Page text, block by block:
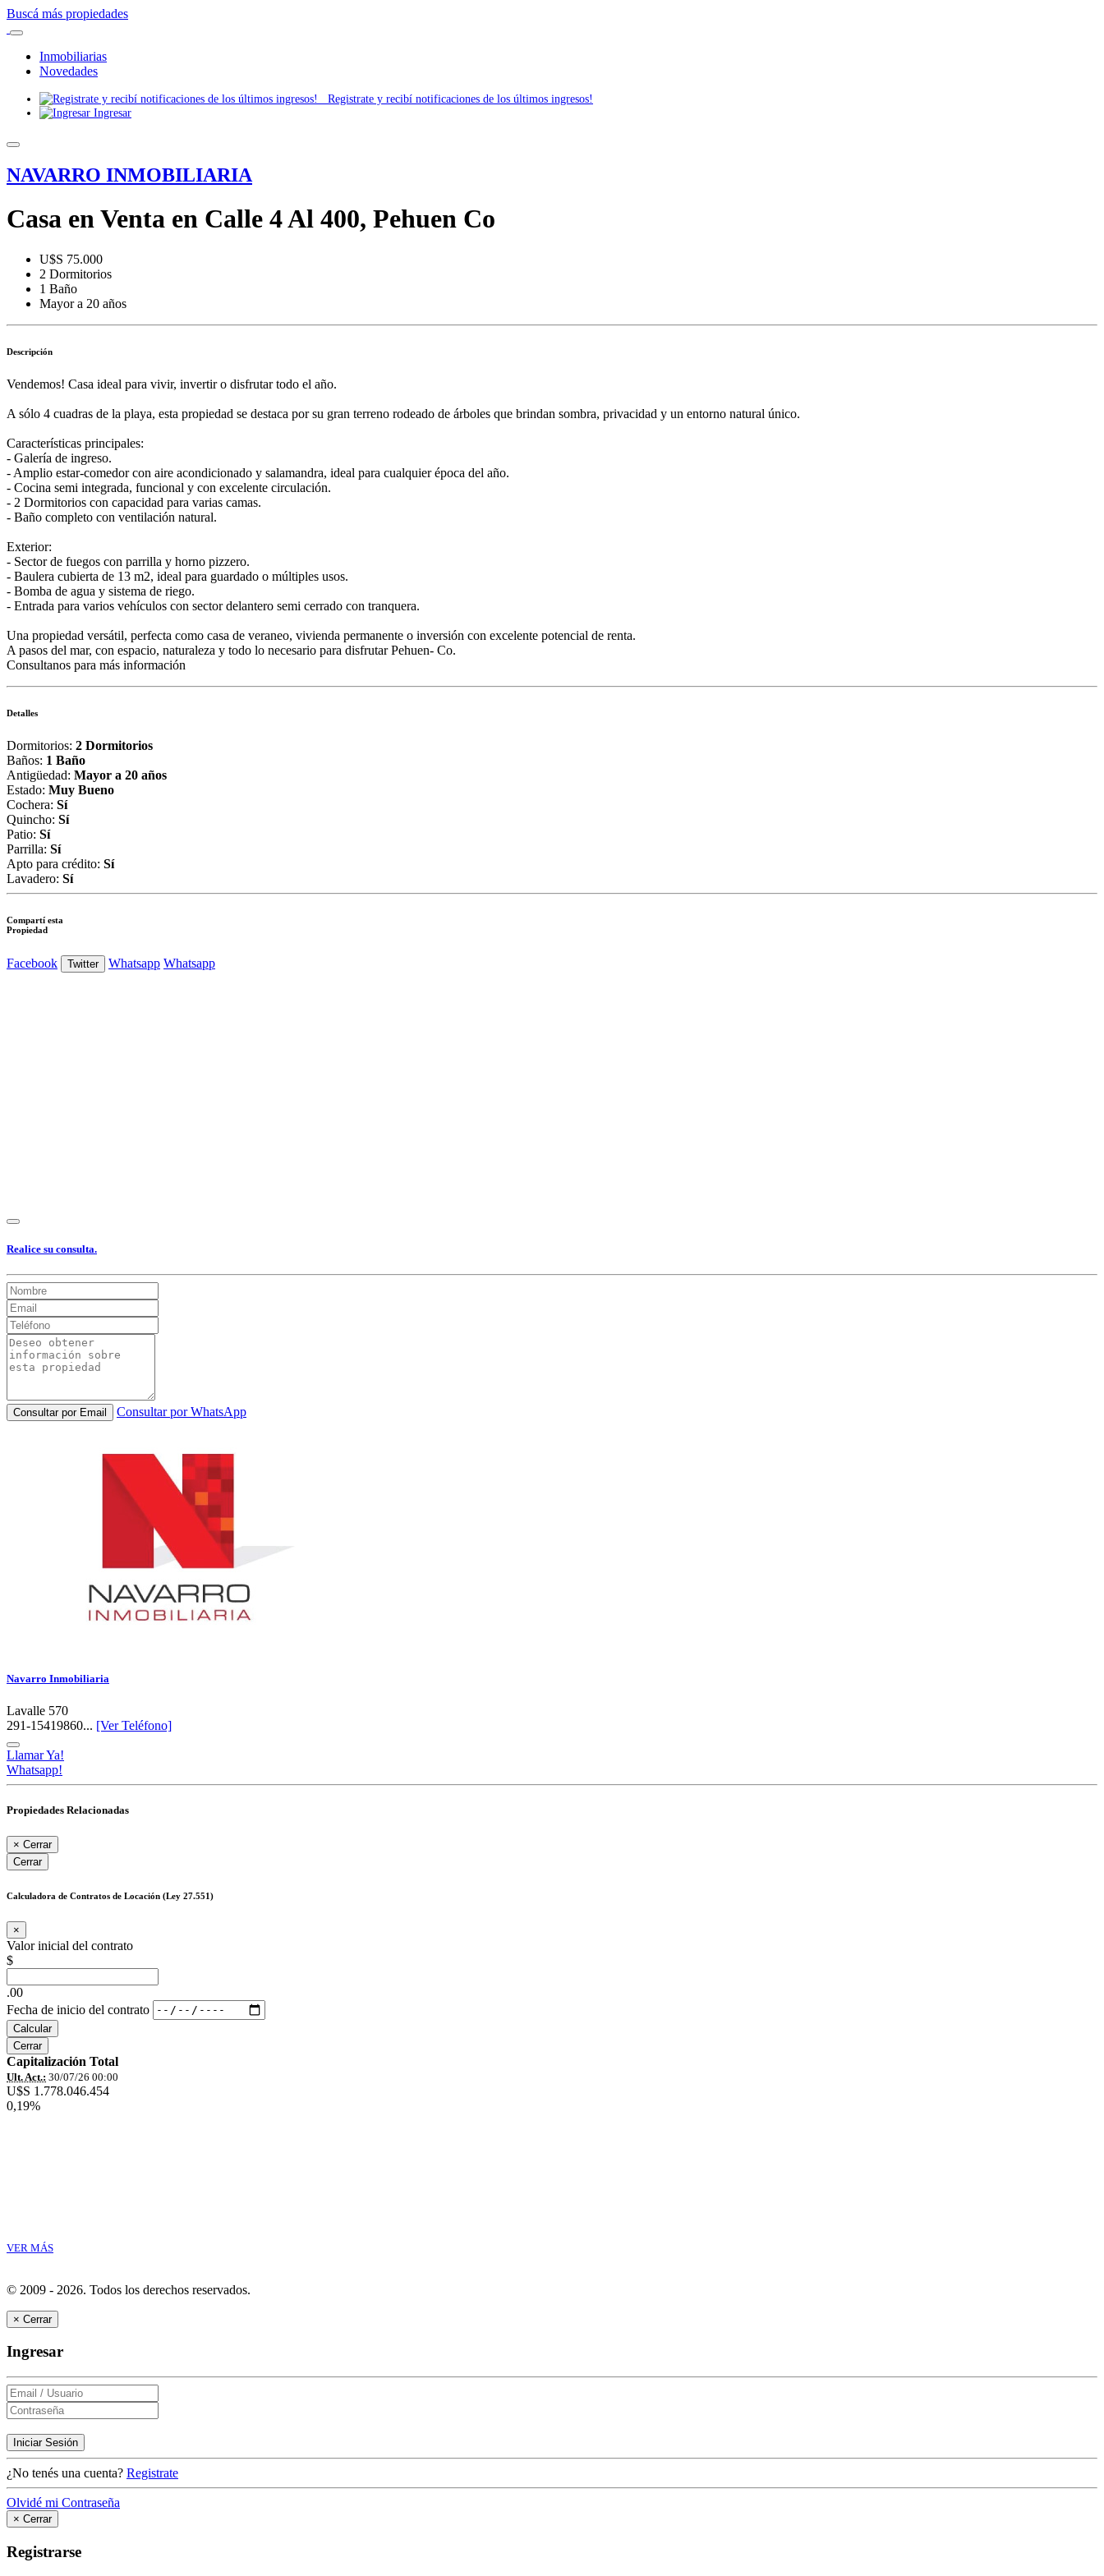
Buscá más propiedades
Inmobiliarias
Novedades
Registrate y recibí notificaciones de los últimos ingresos!
Ingresar
NAVARRO INMOBILIARIA
Casa en Venta en Calle 4 Al 400, Pehuen Co
U$S 75.000
2 Dormitorios
1 Baño
Mayor a 20 años
Descripción
Vendemos! Casa ideal para vivir, invertir o disfrutar todo el año.
A sólo 4 cuadras de la playa, esta propiedad se destaca por su gran terreno rodeado de árboles que brindan sombra, privacidad y un entorno natural único.
Características principales:
- Galería de ingreso.
- Amplio estar-comedor con aire acondicionado y salamandra, ideal para cualquier época del año.
- Cocina semi integrada, funcional y con excelente circulación.
- 2 Dormitorios con capacidad para varias camas.
- Baño completo con ventilación natural.
Exterior:
- Sector de fuegos con parrilla y horno pizzero.
- Baulera cubierta de 13 m2, ideal para guardado o múltiples usos.
- Bomba de agua y sistema de riego.
- Entrada para varios vehículos con sector delantero semi cerrado con tranquera.
Una propiedad versátil, perfecta como casa de veraneo, vivienda permanente o inversión con excelente potencial de renta.
A pasos del mar, con espacio, naturaleza y todo lo necesario para disfrutar Pehuen- Co.
Consultanos para más información
Detalles
Dormitorios: 2 Dormitorios
Baños: 1 Baño
Antigüedad: Mayor a 20 años
Estado: Muy Bueno
Cochera: Sí
Quincho: Sí
Patio: Sí
Parrilla: Sí
Apto para crédito: Sí
Lavadero: Sí
Compartí esta
Propiedad
Facebook Twitter Whatsapp Whatsapp
Realice su consulta.
Consultar por Email Consultar por WhatsApp
Navarro Inmobiliaria
Lavalle 570
291-15419860... [Ver Teléfono]
Llamar Ya!
Whatsapp!
Propiedades Relacionadas
× Cerrar
Cerrar
Calculadora de Contratos de Locación (Ley 27.551)
×
Valor inicial del contrato
$
.00
Fecha de inicio del contrato
Calcular
Cerrar
Capitalización Total
Ult. Act.: 30/07/26 00:00
U$S 1.778.046.454
0,19%
VER MÁS
© 2009 - 2026. Todos los derechos reservados.
× Cerrar
Ingresar
Iniciar Sesión
¿No tenés una cuenta? Registrate
Olvidé mi Contraseña
× Cerrar
Registrarse